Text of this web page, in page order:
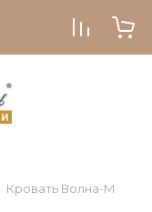
Кровать Волна-М